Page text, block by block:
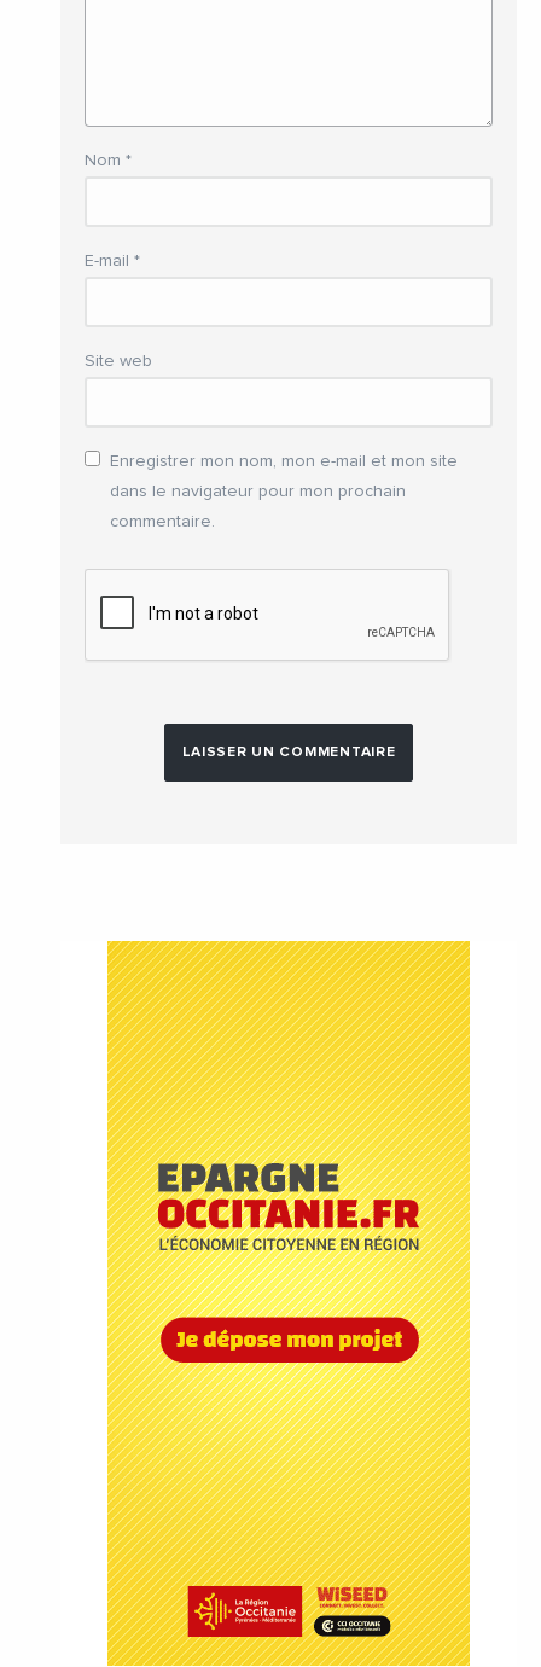
Nom *
E-mail *
Site web
Enregistrer mon nom, mon e-mail et mon site
dans le navigateur pour mon prochain
commentaire.